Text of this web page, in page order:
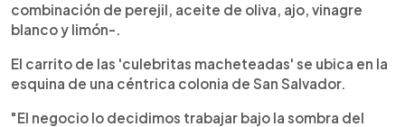
combinación de perejil, aceite de oliva, ajo, vinagre
blanco y limón-.
El carrito de las 'culebritas macheteadas' se ubica en la
esquina de una céntrica colonia de San Salvador.
"El negocio lo decidimos trabajar bajo la sombra del